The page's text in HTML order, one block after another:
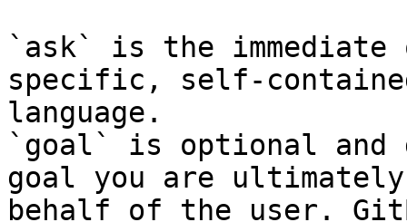
`ask` is the
specific, self-
language.
`goal` is optional and
goal you are
behalf of the user.